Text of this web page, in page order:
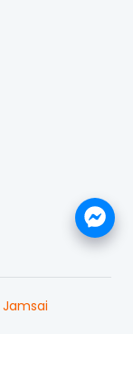
Jamsai